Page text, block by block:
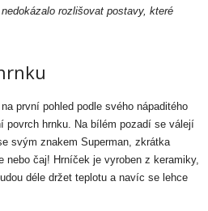
rozlišovat postavy, které
první pohled podle svého nápaditého
povrch hrnku. Na bílém pozadí se válejí
svým znakem Superman, zkrátka
nebo čaj! Hrníček je vyroben z keramiky,
déle držet teplotu a navíc se lehce